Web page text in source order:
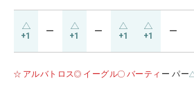
+1 ー +1 ー +1 +1 ー
アルバトロス イーグル バーティ ー パー